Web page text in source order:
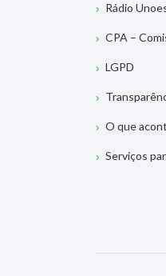
Rádio
CPA –
LGPD
O que
Serviços